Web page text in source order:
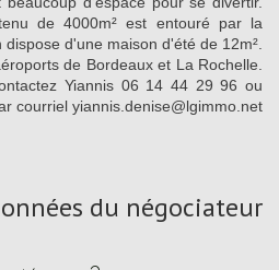
de 4000m² est entouré par la
d'une maison d'été de 12m².
de Bordeaux et La Rochelle.
Yiannis 06 14 44 29 96 ou
courriel yiannis.denise@lgimmo.net
du négociateur